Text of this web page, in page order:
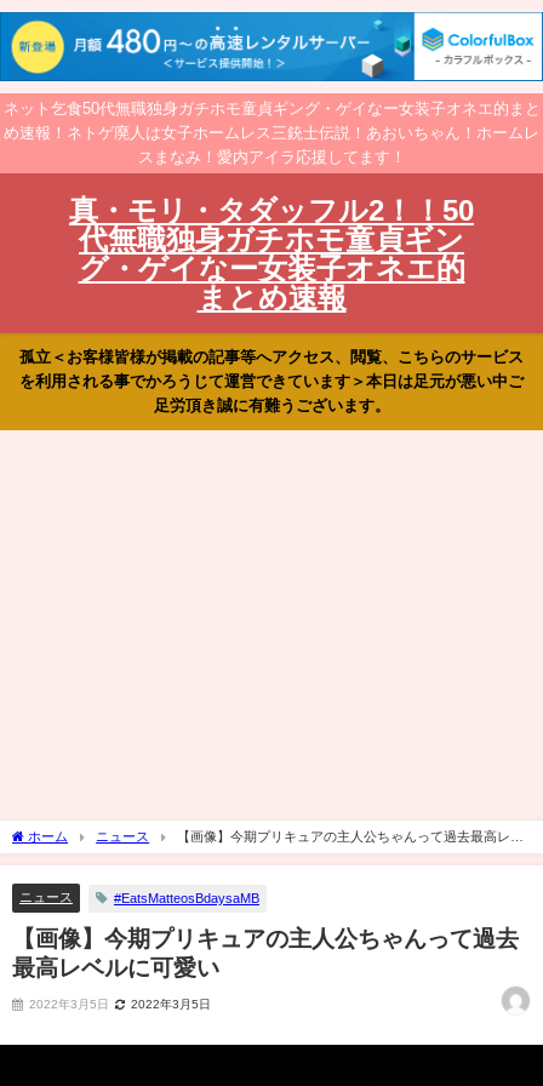
ネット乞食50代無職独身ガチホモ童貞ギング・ゲイなー女装子オネエ的まと
め速報！ネトゲ廃人は女子ホームレス三銃士伝説！あおいちゃん！ホームレ
スまなみ！愛内アイラ応援してます！
真・モリ・タダッフル2！！50
代無職独身ガチホモ童貞ギン
グ・ゲイなー女装子オネエ的
まとめ速報
孤立＜お客様皆様が掲載の記事等へアクセス、閲覧、こちらのサービス
を利用される事でかろうじて運営できています＞本日は足元が悪い中ご
足労頂き誠に有難うございます。
ホーム ニュース
【画像】今期プリキュアの主人公ちゃんって過去最高レベ
ルに可愛い
ニュース #EatsMatteosBdaysaMB
【画像】今期プリキュアの主人公ちゃんって過去
最高レベルに可愛い
2022年3月5日 2022年3月5日